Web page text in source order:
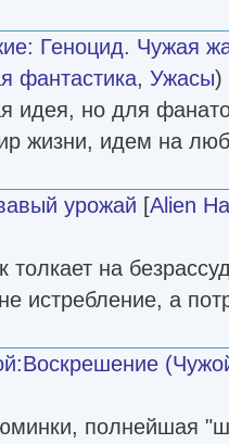
Геноцид. Чужая
фантастика, Ужасы)
идея, но для
жизни, идем на
урожай [Alien
толкает на
истребление, а
полнейшая